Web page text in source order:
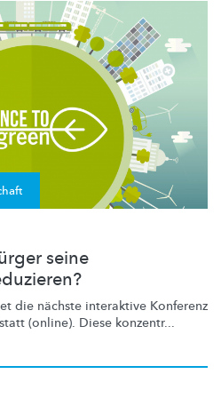
seine
die nächste interaktive Konferenz
(online). Diese konzentr...